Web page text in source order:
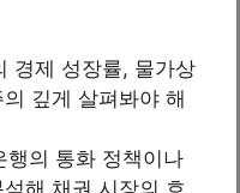
경제 성장률, 물가상
깊게 살펴봐야 해
행의 통화 정책이나
해 채권 시장의 흐